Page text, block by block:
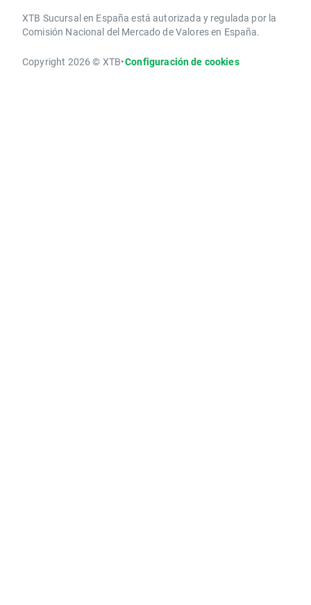
XTB Sucursal en España está autorizada y regulada por la
Comisión Nacional del Mercado de Valores en España.
Copyright 2026 © XTB•Configuración de cookies